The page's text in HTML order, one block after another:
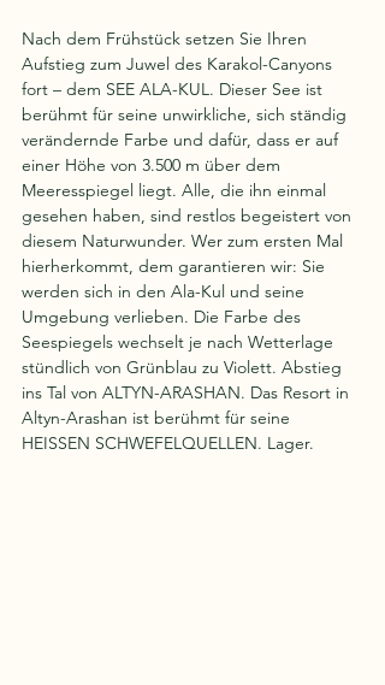
Nach dem Frühstück setzen Sie Ihren
Aufstieg zum Juwel des Karakol-Canyons
fort – dem SEE ALA-KUL. Dieser See ist
berühmt für seine unwirkliche, sich ständig
verändernde Farbe und dafür, dass er auf
einer Höhe von 3.500 m über dem
Meeresspiegel liegt. Alle, die ihn einmal
gesehen haben, sind restlos begeistert von
diesem Naturwunder. Wer zum ersten Mal
hierherkommt, dem garantieren wir: Sie
werden sich in den Ala-Kul und seine
Umgebung verlieben. Die Farbe des
Seespiegels wechselt je nach Wetterlage
stündlich von Grünblau zu Violett. Abstieg
ins Tal von ALTYN-ARASHAN. Das Resort in
Altyn-Arashan ist berühmt für seine
HEISSEN SCHWEFELQUELLEN. Lager.